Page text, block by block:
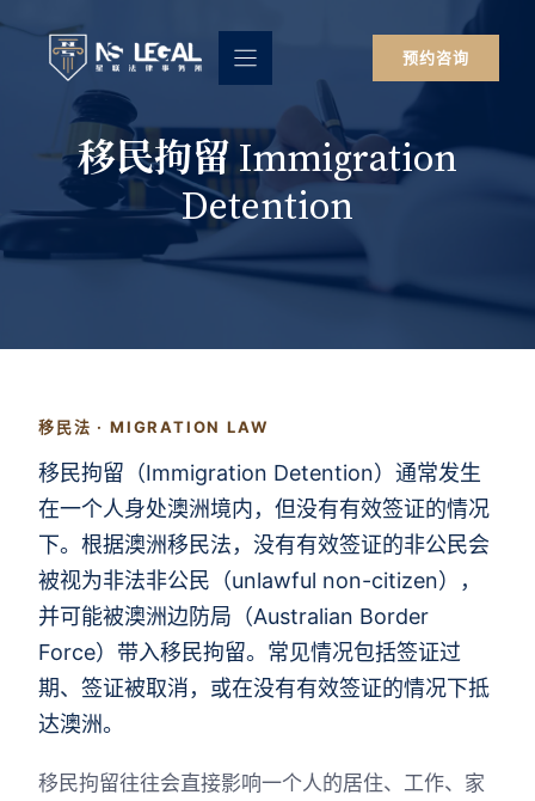
预约咨询
移民拘留 Immigration
Detention
移民法 · MIGRATION LAW
移民拘留（Immigration Detention）通常发生
在一个人身处澳洲境内，但没有有效签证的情况
下。根据澳洲移民法，没有有效签证的非公民会
被视为非法非公民（unlawful non-citizen），
并可能被澳洲边防局（Australian Border
Force）带入移民拘留。常见情况包括签证过
期、签证被取消，或在没有有效签证的情况下抵
达澳洲。
移民拘留往往会直接影响一个人的居住、工作、家